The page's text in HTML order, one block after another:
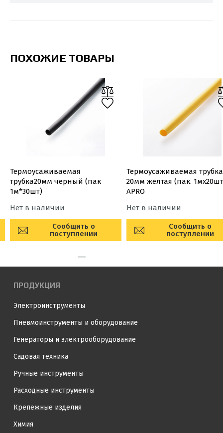
ПОХОЖИЕ ТОВАРЫ
Термоусаживаемая
трубка20мм черный (пак
1м*30шт)
Нет в наличии
Сообщить о
поступлении
Термоусаживаемая трубка
20мм желтая (пак.
APRO
Нет в наличии
Сообщить о
поступлении
ПРОДУКЦИЯ
Электроинструменты
Пневмоинструменты и оборудование
Генераторы и электрооборудование
Садовая техника
Ручные инструменты
Расходные инструменты
Крепежные изделия
Химия